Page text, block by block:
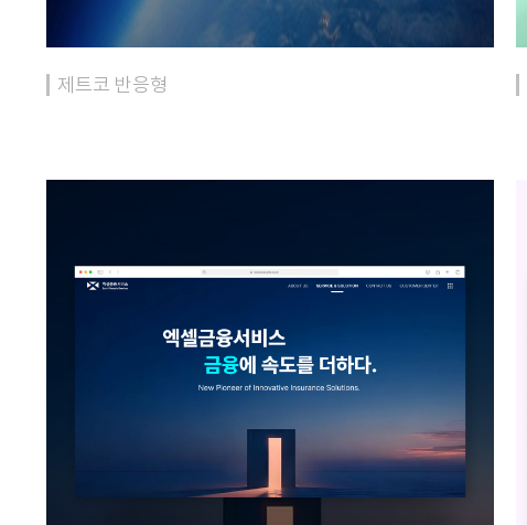
제트코 반응형